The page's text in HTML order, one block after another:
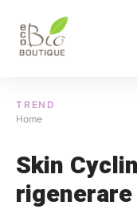
content
TREND
Home
Skin